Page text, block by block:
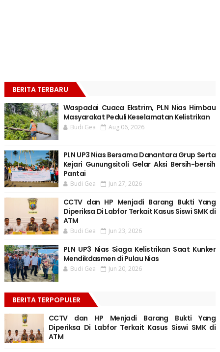
BERITA TERBARU
Waspadai Cuaca Ekstrim, PLN Nias Himbau
Masyarakat Peduli Keselamatan Kelistrikan
Budi Gea Aug 06, 2026
PLN UP3 Nias Bersama Danantara Grup Serta
Kejari Gunungsitoli Gelar Aksi Bersih-bersih
Pantai
Budi Gea Jun 27, 2026
CCTV dan HP Menjadi Barang Bukti Yang
Diperiksa Di Labfor Terkait Kasus Siswi SMK di
ATM
Budi Gea Jun 23, 2026
PLN UP3 Nias Siaga Kelistrikan Saat Kunker
Mendikdasmen di Pulau Nias
Budi Gea Jun 20, 2026
BERITA TERPOPULER
CCTV dan HP Menjadi Barang Bukti Yang
Diperiksa Di Labfor Terkait Kasus Siswi SMK di
ATM